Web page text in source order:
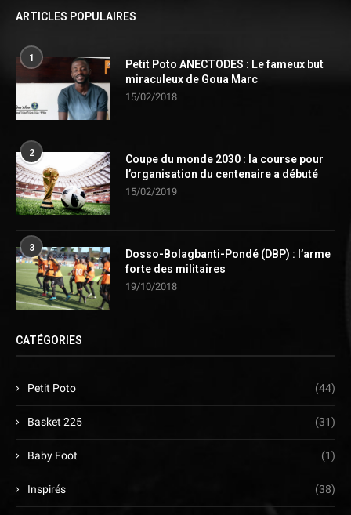
ARTICLES POPULAIRES
1
Petit Poto ANECTODES : Le fameux but
miraculeux de Goua Marc
15/02/2018
2
Coupe du monde 2030 : la course pour
l’organisation du centenaire a débuté
15/02/2019
3
Dosso-Bolagbanti-Pondé (DBP) : l’arme
forte des militaires
19/10/2018
CATÉGORIES
Petit Poto (44)
Basket 225 (31)
Baby Foot (1)
Inspirés (38)